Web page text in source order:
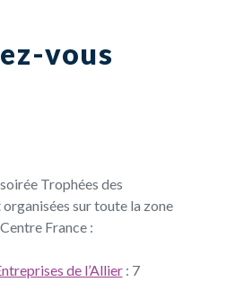
vous
Trophées des
sur toute la zone
France :
de l’Allier: 7